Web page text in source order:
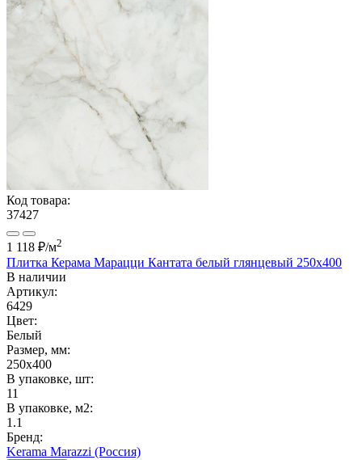
Код товара:
37427
1 118 ₽/м2
Плитка Керама Марацци Кантата белый глянцевый 250x400
В наличии
Артикул:
6429
Цвет:
Белый
Размер, мм:
250x400
В упаковке, шт:
11
В упаковке, м2:
1.1
Бренд:
Kerama Marazzi (Россия)